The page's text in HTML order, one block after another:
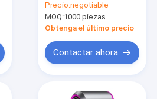
eficiencia Impresión
de logotipo OEM
Precio:negotiable
MOQ:1000 piezas
Obtenga el último precio
Contactar ahora